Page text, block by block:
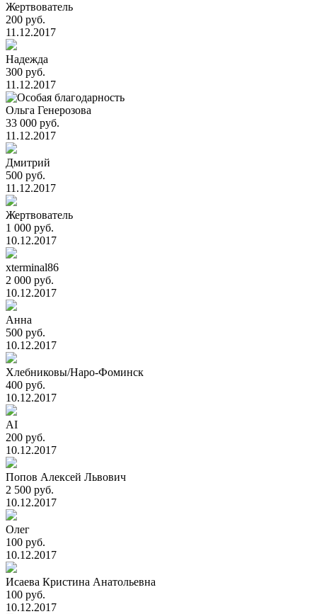
Жертвователь
200 руб.
11.12.2017
Надежда
300 руб.
11.12.2017
Ольга Генерозова
33 000 руб.
11.12.2017
Дмитрий
500 руб.
11.12.2017
Жертвователь
1 000 руб.
10.12.2017
xterminal86
2 000 руб.
10.12.2017
Анна
500 руб.
10.12.2017
Хлебниковы/Наро-Фоминск
400 руб.
10.12.2017
AI
200 руб.
10.12.2017
Попов Алексей Львович
2 500 руб.
10.12.2017
Олег
100 руб.
10.12.2017
Исаева Кристина Анатольевна
100 руб.
10.12.2017